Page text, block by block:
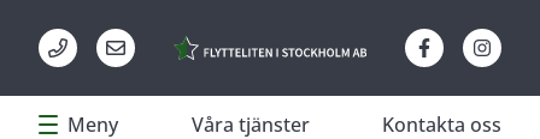
Meny Våra tjänster Kontakta oss